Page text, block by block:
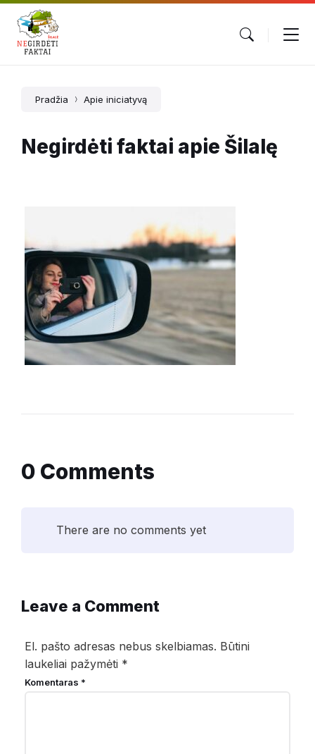
Pradžia Apie iniciatyvą
Negirdėti faktai apie Šilalę
0 Comments
There are no comments yet
Leave a Comment
El. pašto adresas nebus skelbiamas. Būtini
laukeliai pažymėti *
Komentaras *